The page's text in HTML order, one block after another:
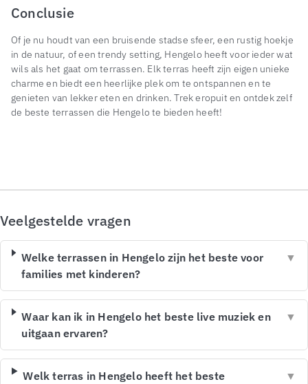
Conclusie
Of je nu houdt van een bruisende stadse sfeer, een rustig hoekje
in de natuur, of een trendy setting, Hengelo heeft voor ieder wat
wils als het gaat om terrassen. Elk terras heeft zijn eigen unieke
charme en biedt een heerlijke plek om te ontspannen en te
genieten van lekker eten en drinken. Trek eropuit en ontdek zelf
de beste terrassen die Hengelo te bieden heeft!
Veelgestelde vragen
Welke terrassen in Hengelo zijn het beste voor
families met kinderen?
▼
Waar kan ik in Hengelo het beste live muziek en
uitgaan ervaren?
▼
Welk terras in Hengelo heeft het beste ▼